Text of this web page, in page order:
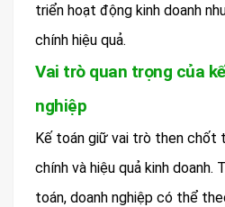
triển hoạt động kinh doanh
chính hiệu quả.
Vai trò quan trọng của
nghiệp
Kế toán giữ vai trò then chốt
chính và hiệu quả kinh doanh.
toán, doanh nghiệp có thể